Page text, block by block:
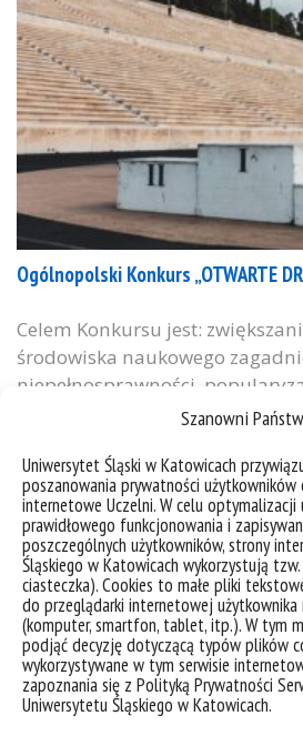
Szanowni
Uniwersytet Śląski w Katowicach
poszanowania prywatności użytkowników
internetowe Uczelni. W celu optymalizacji
prawidłowego funkcjonowania i
poszczególnych użytkowników, strony
Śląskiego w Katowicach wykorzystują
ciasteczka). Cookies to małe pliki
do przeglądarki internetowej użytkownika
(komputer, smartfon, tablet, itp.). W tym
podjąć decyzję dotyczącą typów plików
wykorzystywane w tym serwisie
zapoznania się z Polityką Prywatności
Uniwersytetu Śląskiego w Katowicach.
Ogólnopolski Konkurs „OTWARTE
Celem Konkursu jest:
środowiska naukowego
niepełnosprawności,
zakresie działań
proponowanie rozwiązań
społeczno-zawodową osób z
niepełnosprawnościami.
atrakcyjne nagrody finansowe
promocje prac w ramach
„Niepełnosprawność –
rozwiązania”. Wszelkie
pod adresem:...
kategorie:bez kategorii informacje
wiadomości